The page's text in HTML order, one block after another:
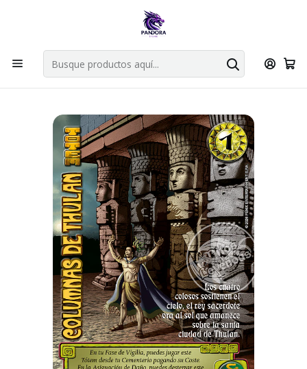
Por compras en cartas singles superiores a 49.990 el envio es
Explorar singles
Inicio Juegos de cartas TCG Mitos y Leyendas TCG
Singles Primera Era MYL Totem